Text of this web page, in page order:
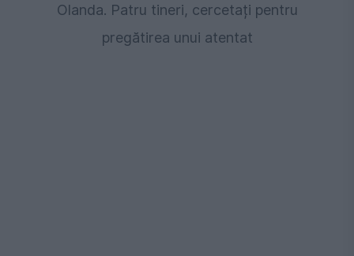
Olanda. Patru tineri, cercetați pentru
pregătirea unui atentat